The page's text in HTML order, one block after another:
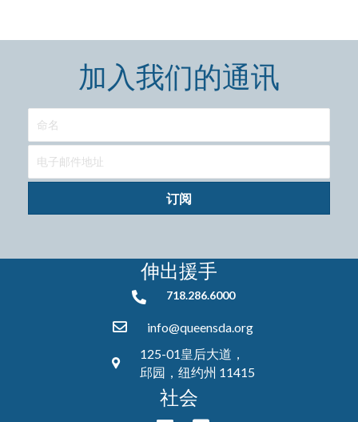
加入我们的通讯
订阅
伸出援手
718.286.6000718.286.6000
info@queensda.org
125-01皇后大道，
邱园，纽约州 11415
社会